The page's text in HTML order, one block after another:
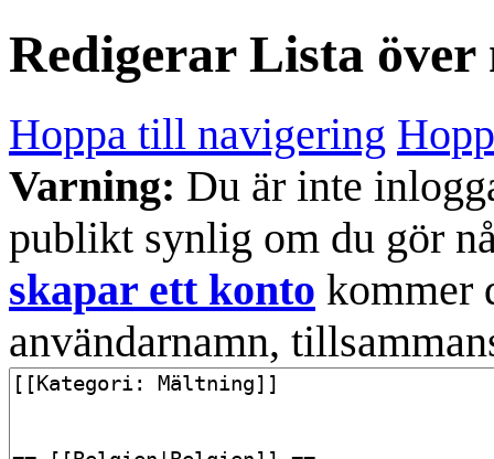
Redigerar Lista
Hoppa till navigering
Varning: Du är inte
publikt synlig om du gör
skapar ett konto kommer
användarnamn,